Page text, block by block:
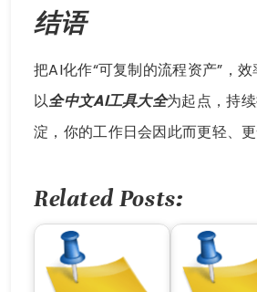
结语
把AI化作“可复制的流程资产”，效
以全中文AI工具大全为起点，持
淀，你的工作日会因此而更轻、更
Related Posts: